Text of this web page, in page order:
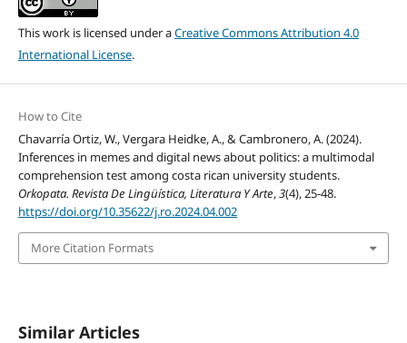
This work is licensed under aCreative Commons Attribution 4.0
International License.
How to Cite
Chavarría Ortiz, W., Vergara Heidke, A., & Cambronero, A. (2024).
Inferences in memes and digital news about politics: a multimodal
comprehension test among costa rican university students.
Orkopata. Revista De Lingüística, Literatura Y Arte,3(4), 25-48.
https://doi.org/10.35622/j.ro.2024.04.002
More Citation Formats
Similar Articles